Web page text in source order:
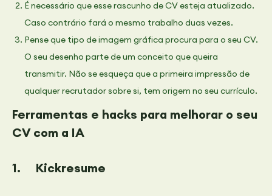
É necessário que esse rascunho de CV esteja atualizado.
Caso contrário fará o mesmo trabalho duas vezes.
Pense que tipo de imagem gráfica procura para o seu CV.
O seu desenho parte de um conceito que queira
transmitir. Não se esqueça que a primeira impressão de
qualquer recrutador sobre si, tem origem no seu currículo.
Ferramentas e hacks para melhorar o seu
CV com a IA
1. Kickresume